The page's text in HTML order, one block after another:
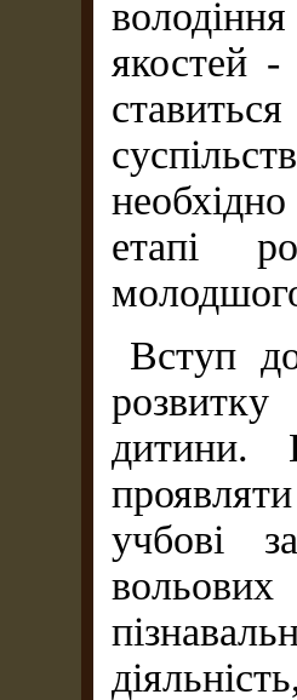
якостей -
етапі
Вступ
дитини.
учбові